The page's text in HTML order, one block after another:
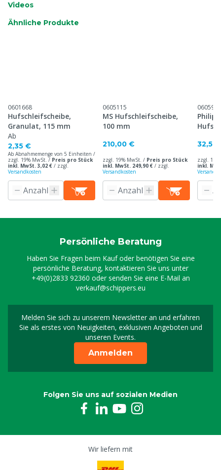
Videos
Ähnliche Produkte
0601668
Hufschleifscheibe,
Granulat, 115 mm
Ab
2,35 €
Ab Abnahmemenge von 5 Einheiten /
zzgl. 19% MwSt. / Preis pro Stück
inkl. MwSt. 3,02 € / zzgl.
Versandkosten
0605115
MS Hufschleifscheibe,
100 mm
210,00 €
zzgl. 19% MwSt. / Preis pro Stück
inkl. MwSt. 249,90 € / zzgl.
Versandkosten
0605972
32,50
zzgl.
inkl.
Persönliche Beratung
Haben Sie Fragen beim Kauf oder benötigen Sie eine
persönliche Beratung, kontaktieren Sie uns unter
+49(0)2833 92360 oder senden Sie eine E-Mail an
verkauf@schippers.eu
Melden Sie sich zu unserem Newsletter an und erfahren
Sie als erstes von Neuigkeiten, exklusiven Angeboten und
unseren Events.
Melden Sie sich für
Anmelden
Folgen Sie uns auf sozialen Medien
Wir liefern mit